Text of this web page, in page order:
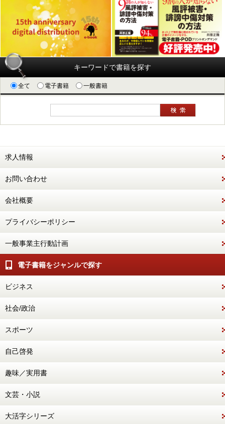
キーワードで書籍を探す
全て 電子書籍 一般書籍
求人情報
お問い合わせ
会社概要
プライバシーポリシー
一般事業主行動計画
電子書籍をジャンルで探す
ビジネス
社会/政治
スポーツ
自己啓発
趣味／実用書
文芸・小説
大活字シリーズ